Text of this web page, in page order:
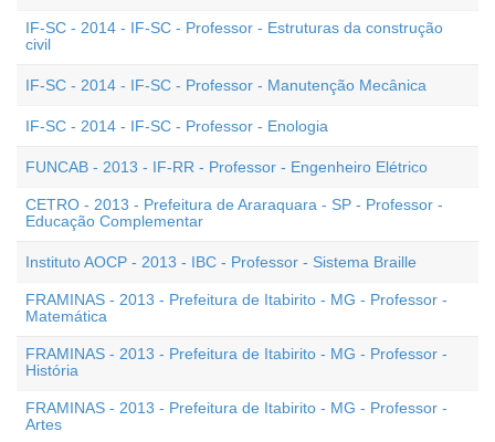
IF-SC - 2014 - IF-SC - Professor - Estruturas da construção
civil
IF-SC - 2014 - IF-SC - Professor - Manutenção Mecânica
IF-SC - 2014 - IF-SC - Professor - Enologia
FUNCAB - 2013 - IF-RR - Professor - Engenheiro Elétrico
CETRO - 2013 - Prefeitura de Araraquara - SP - Professor -
Educação Complementar
Instituto AOCP - 2013 - IBC - Professor - Sistema Braille
FRAMINAS - 2013 - Prefeitura de Itabirito - MG - Professor -
Matemática
FRAMINAS - 2013 - Prefeitura de Itabirito - MG - Professor -
História
FRAMINAS - 2013 - Prefeitura de Itabirito - MG - Professor -
Artes